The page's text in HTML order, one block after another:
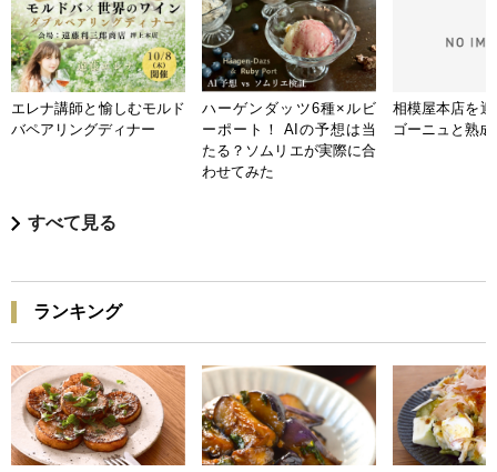
エレナ講師と愉しむモルド
バペアリングディナー
ハーゲンダッツ6種×ルビ
ーポート！ AIの予想は当
たる？ソムリエが実際に合
わせてみた
相模屋本店を
ゴーニュと熟
すべて見る
ランキング